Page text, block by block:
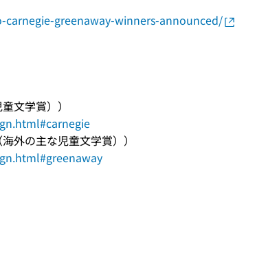
greenaway-winners-announced/
文学賞））
外の主な児童文学賞））